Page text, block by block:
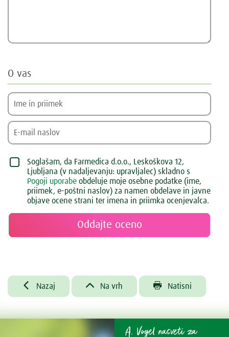
O vas
Soglašam, da Farmedica d.o.o., Leskoškova 12,
Ljubljana (v nadaljevanju: upravljalec) skladno s
Pogoji uporabeobdeluje moje osebne podatke (ime,
priimek, e-poštni naslov) za namen obdelave in javne
objave ocene strani ter imena in priimka ocenjevalca.
 Nazaj  Na vrh  Natisni
A. Vogel nasveti za